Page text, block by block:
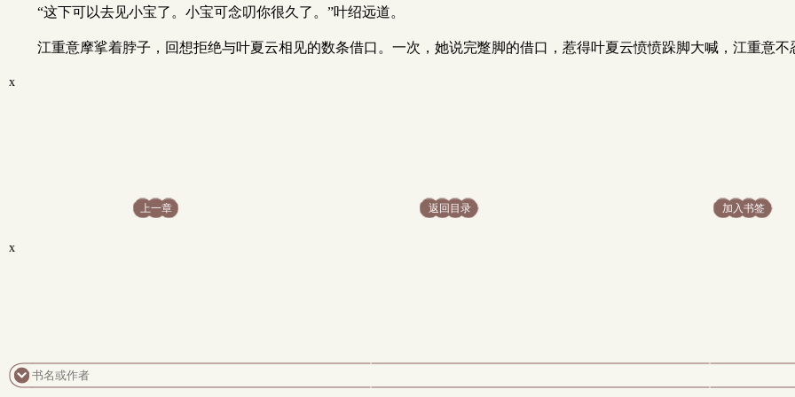
“这下可以去见小宝了。小宝可念叨你很久了。”叶绍远道。
江重意摩挲着脖子，回想拒绝与叶夏云相见的数条借口。一次，她说完蹩脚的借口，惹得叶夏云愤愤跺脚大喊，江重意
x
上一章 返回目录 加入书签
x